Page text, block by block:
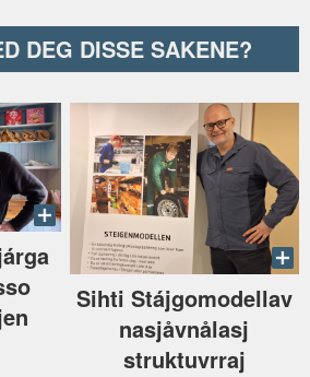
DEG DISSE SAKENE?
Sihti Stájgomodellav
nasjåvnålasj
struktuvrraj